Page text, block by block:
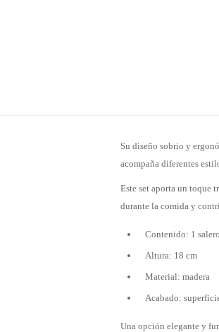
Su diseño sobrio y
acompaña diferentes
Este set aporta un toque
durante la comida y
Contenido: 1
Altura: 18 cm
Material: madera
Acabado:
Una opción elegante y